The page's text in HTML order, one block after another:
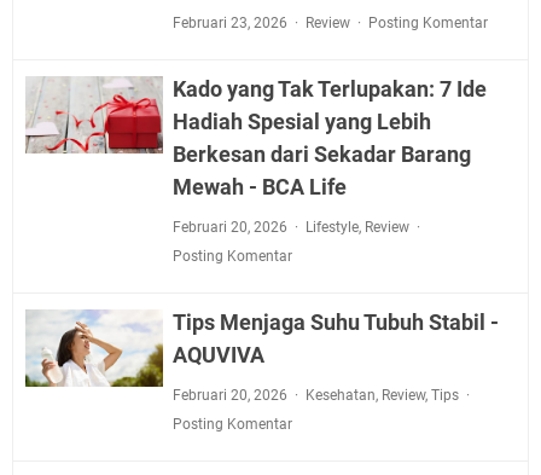
Februari 23, 2026 Review Posting Komentar
Kado yang Tak Terlupakan: 7 Ide
Hadiah Spesial yang Lebih
Berkesan dari Sekadar Barang
Mewah - BCA Life
Februari 20, 2026 Lifestyle, Review
Posting Komentar
Tips Menjaga Suhu Tubuh Stabil -
AQUVIVA
Februari 20, 2026 Kesehatan, Review, Tips
Posting Komentar